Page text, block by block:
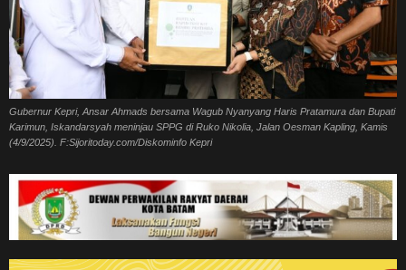
Gubernur Kepri, Ansar Ahmads bersama Wagub Nyanyang Haris Pratamura dan Bupati
Karimun, Iskandarsyah meninjau SPPG di Ruko Nikolia, Jalan Oesman Kapling, Kamis
(4/9/2025). F:Sijoritoday.com/Diskominfo Kepri